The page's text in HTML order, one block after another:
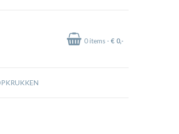
0items - € 0,-